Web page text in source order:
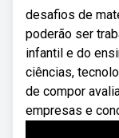
desafios de
poderão ser
infantil e do
ciências,
de compor
empresas e